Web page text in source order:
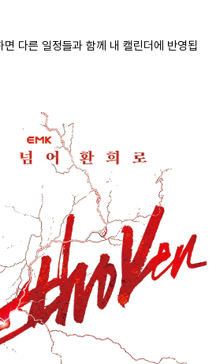
다른 일정들과 함께 내 캘린더에 반영됩